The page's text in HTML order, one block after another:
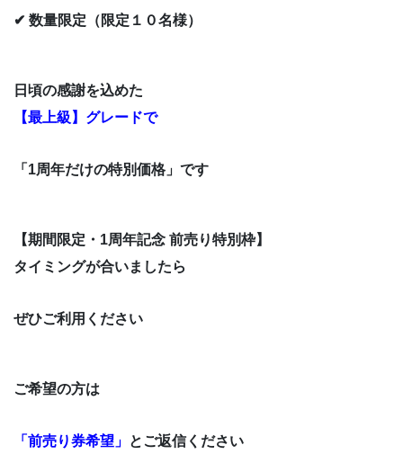
✔ 数量限定（限定１０名様）
日頃の感謝を込めた
【最上級】グレードで
「1周年だけの特別価格」です
【期間限定・1周年記念 前売り特別枠】
タイミングが合いましたら
ぜひご利用ください
ご希望の方は
「前売り券希望」 とご返信ください